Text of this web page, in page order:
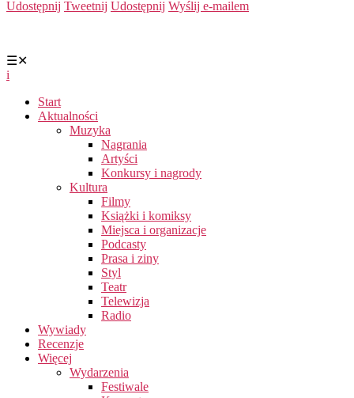
Udostępnij Tweetnij Udostępnij Wyślij e-mailem
☰✕
i
Start
Aktualności
Muzyka
Nagrania
Artyści
Konkursy i nagrody
Kultura
Filmy
Książki i komiksy
Miejsca i organizacje
Podcasty
Prasa i ziny
Styl
Teatr
Telewizja
Radio
Wywiady
Recenzje
Więcej
Wydarzenia
Festiwale